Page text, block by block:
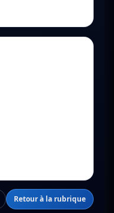
Retour à la rubrique